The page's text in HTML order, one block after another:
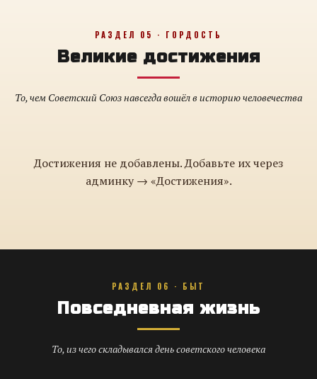
РАЗДЕЛ 05 · ГОРДОСТЬ
Великие достижения
То, чем Советский Союз навсегда вошёл в историю человечества
Достижения не добавлены. Добавьте их через
админку → «Достижения».
РАЗДЕЛ 06 · БЫТ
Повседневная жизнь
То, из чего складывался день советского человека